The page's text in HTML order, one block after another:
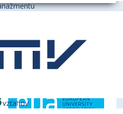
vzťahov
v Bratislave je členom
inštitúcií